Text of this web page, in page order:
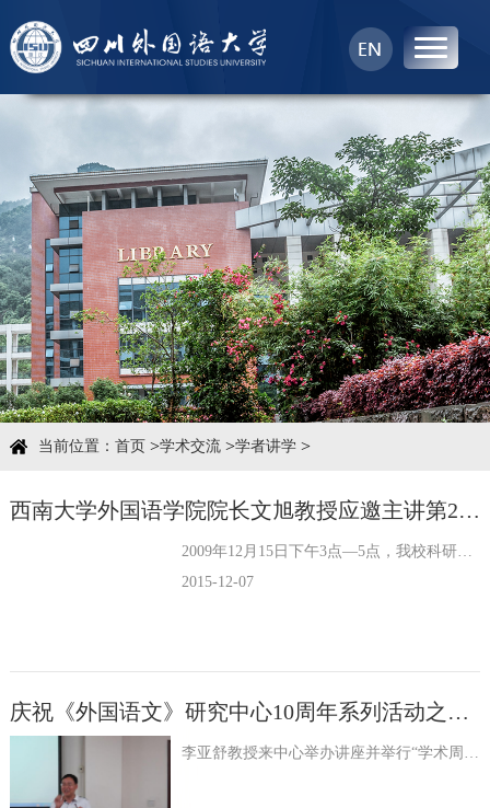
首页
中心概况
科学研究
学术团队
学术交流
学术平台
当前位置： 首页>学术交流>学者讲学>
西南大学外国语学院院长文旭教授应邀主讲第26次认知语言学讲座
2009年12月15日下午3点—5点，我校科研处和外国语文中心联合举办了第26次认知语言学讲座，邀请我国语言学界的年轻有为的才俊，西南大学外国语学院博导文旭教授作了题为“翻译的认知语言学思考”的精彩学...
2015-12-07
庆祝《外国语文》研究中心10周年系列活动之一---李亚舒教授讲座
李亚舒教授来中心举办讲座并举行“学术周”第一讲